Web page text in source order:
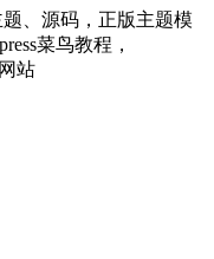
题、源码，正版主题模
菜鸟教程，
站